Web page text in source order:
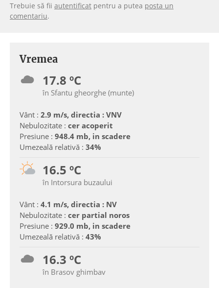
Trebuie să fii autentificat pentru a putea posta un
comentariu.
Vremea
17.8 ºC
în Sfantu gheorghe (munte)
Vânt : 2.9 m/s, directia : VNV
Nebulozitate : cer acoperit
Presiune : 948.4 mb, in scadere
Umezeală relativă : 34%
16.5 ºC
în Intorsura buzaului
Vânt : 4.1 m/s, directia : NV
Nebulozitate : cer partial noros
Presiune : 929.0 mb, in scadere
Umezeală relativă : 43%
16.3 ºC
în Brasov ghimbav